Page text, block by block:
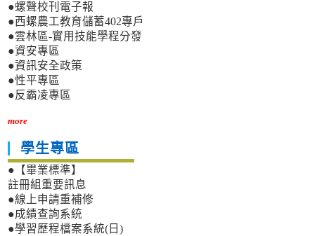
●螺聲校刊電子報
●西螺農工教育儲蓄402專戶
●雲林區-實用技能學程分發
●資安專區
●資訊安全政策
●性平專區
●反霸凌專區
more
學生專區
●【畢業標準】
註冊組重要訊息
●線上申請重補修
●成績查詢系統
●學習歷程檔案系統(日)